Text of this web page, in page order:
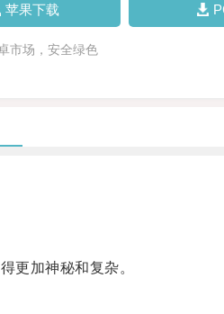
苹果下载
市场，安全绿色
更加神秘和复杂。